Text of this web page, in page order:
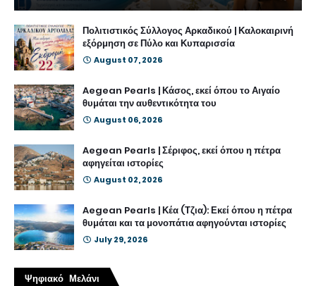
Πολιτιστικός Σύλλογος Αρκαδικού | Καλοκαιρινή
εξόρμηση σε Πύλο και Κυπαρισσία
August 07, 2026
Aegean Pearls | Κάσος, εκεί όπου το Αιγαίο
θυμάται την αυθεντικότητα του
August 06, 2026
Aegean Pearls | Σέριφος, εκεί όπου η πέτρα
αφηγείται ιστορίες
August 02, 2026
Aegean Pearls | Κέα (Τζια): Εκεί όπου η πέτρα
θυμάται και τα μονοπάτια αφηγούνται ιστορίες
July 29, 2026
Ψηφιακό Μελάνι